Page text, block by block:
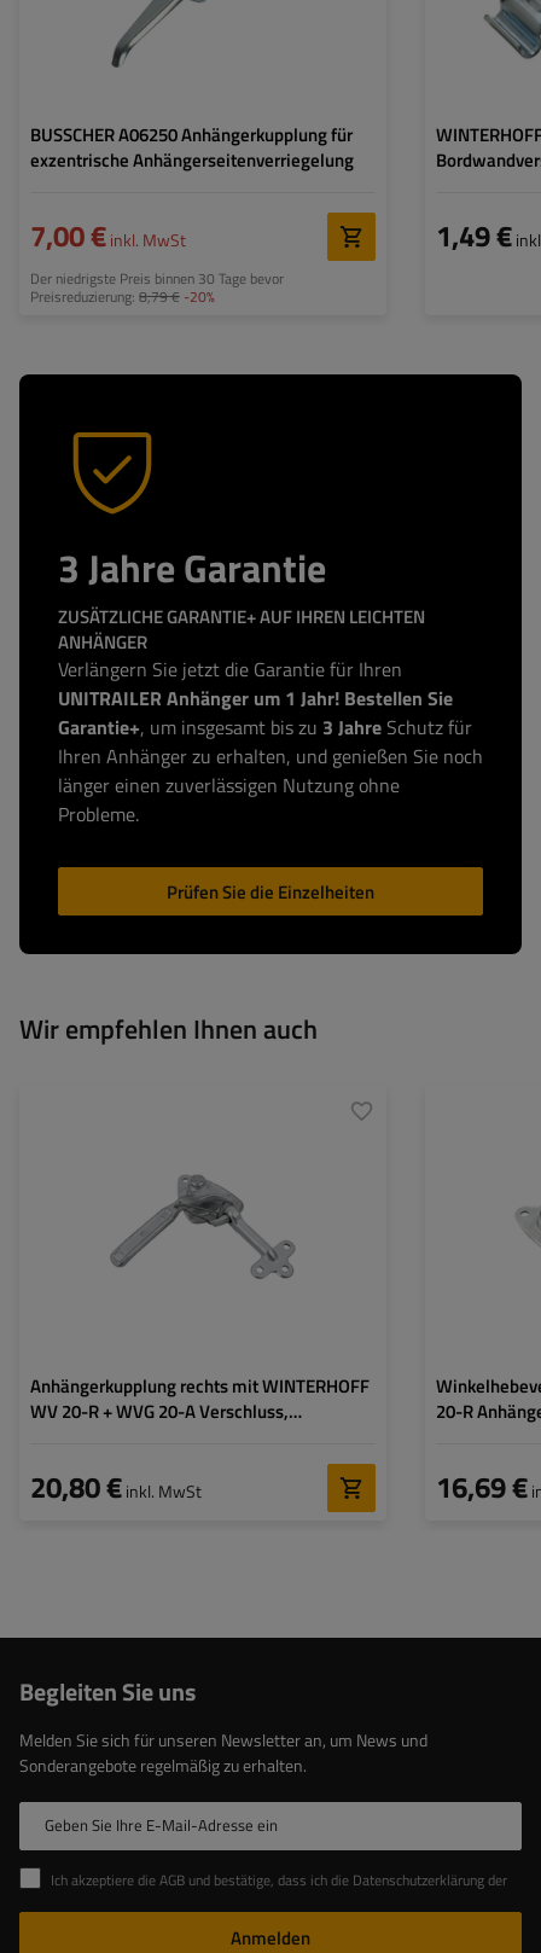
BUSSCHER A06250 Anhängerkupplung für
exzentrische Anhängerseitenverriegelung
7,00 €inkl. MwSt
Der niedrigste Preis binnen 30 Tage bevor
Preisreduzierung: 8,79 € -20%
1,49 €
3 Jahre Garantie
ZUSÄTZLICHE GARANTIE+ AUF IHREN LEICHTEN
ANHÄNGER
Verlängern Sie jetzt die Garantie für Ihren
UNITRAILER Anhänger um 1 Jahr! Bestellen Sie
Garantie+, um insgesamt bis zu 3 Jahre Schutz für
Ihren Anhänger zu erhalten, und genießen Sie noch
länger einen zuverlässigen Nutzung ohne
Probleme.
Prüfen Sie die Einzelheiten
Wir empfehlen Ihnen auch
Anhängerkupplung rechts mit WINTERHOFF
WV 20-R + WVG 20-A Verschluss,
20,80 €inkl. MwSt
98 mm
72 mm
20-R
16,69 €
Kupplungsbreite:
Begleiten Sie uns
Melden Sie sich für unseren Newsletter an, um News und
Sonderangebote regelmäßig zu erhalten.
Geben Sie Ihre E-Mail-Adresse ein
Ich akzeptiere die AGB und bestätige, dass ich die Datenschutzerklärung der Website zur Kenntnis genommen habe
Anmelden